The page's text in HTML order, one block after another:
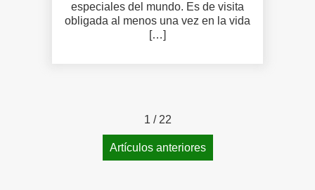
especiales del mundo. Es de visita
obligada al menos una vez en la vida
[…]
1 / 22
Artículos anteriores